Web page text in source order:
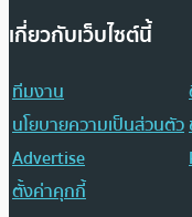
เกี่ยวกับเว็บไซต์นี้
ทีมงาน
นโยบายความเป็นส่วนตัว
Advertise
ตั้งค่าคุกกี้